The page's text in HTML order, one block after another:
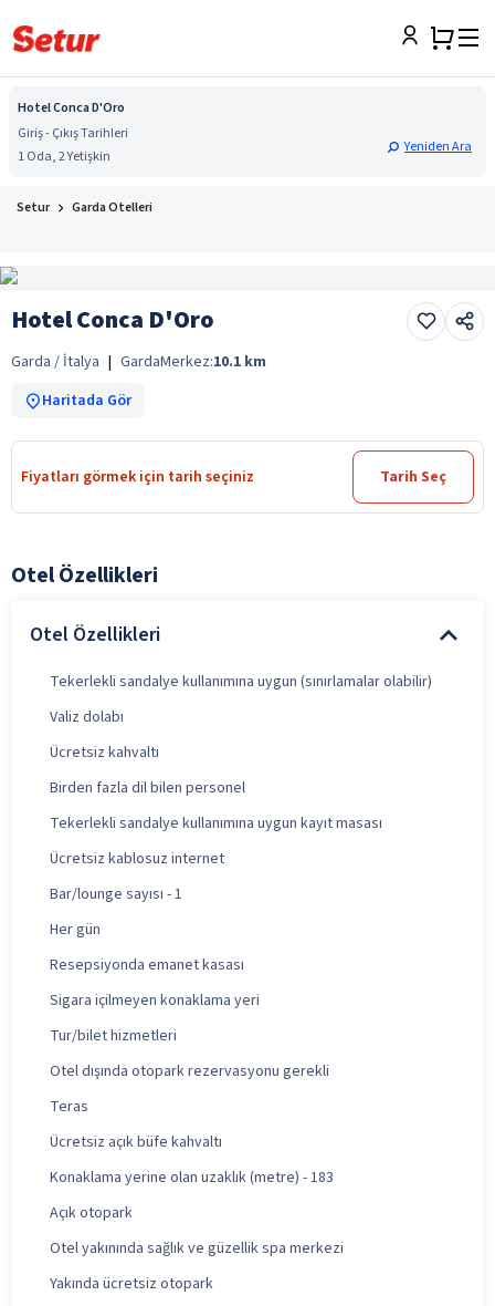
Hotel Conca D'Oro
Giriş - Çıkış Tarihleri
1 Oda, 2 Yetişkin
Yeniden Ara
Setur Garda Otelleri
Hotel Conca D'Oro
Garda / İtalya | GardaMerkez:10.1 km
Haritada Gör
Fiyatları görmek için tarih seçiniz Tarih Seç
Otel Özellikleri
Otel Özellikleri
Tekerlekli sandalye kullanımına uygun (sınırlamalar olabilir)
Valiz dolabı
Ücretsiz kahvaltı
Birden fazla dil bilen personel
Tekerlekli sandalye kullanımına uygun kayıt masası
Ücretsiz kablosuz internet
Bar/lounge sayısı - 1
Her gün
Resepsiyonda emanet kasası
Sigara içilmeyen konaklama yeri
Tur/bilet hizmetleri
Otel dışında otopark rezervasyonu gerekli
Teras
Ücretsiz açık büfe kahvaltı
Konaklama yerine olan uzaklık (metre) - 183
Açık otopark
Otel yakınında sağlık ve güzellik spa merkezi
Yakında ücretsiz otopark